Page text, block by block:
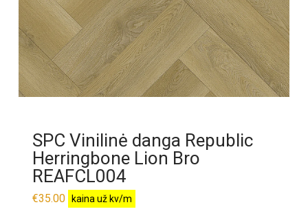
SPC Vinilinė danga Republic
Herringbone Lion Bro
REAFCL004
€35.00 kaina už kv/m